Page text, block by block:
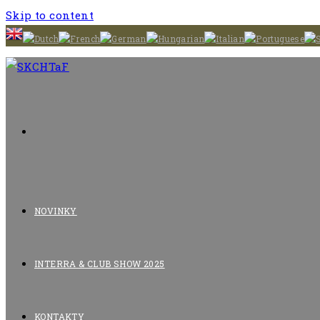
Skip to content
NOVINKY
INTERRA & CLUB SHOW 2025
KONTAKTY